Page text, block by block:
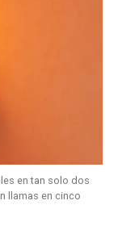
en tan solo dos
llamas en cinco